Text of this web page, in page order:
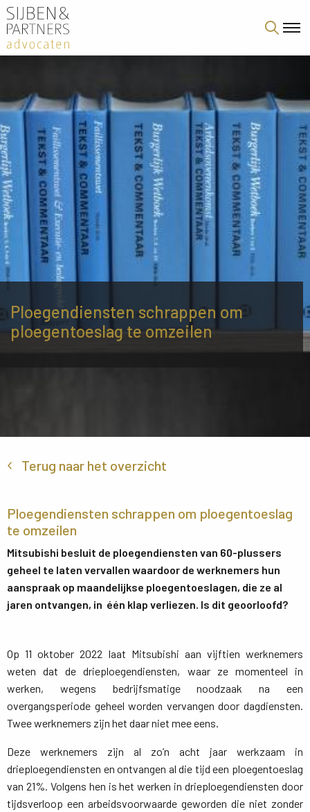
Ploegendiensten schrappen om
ploegentoeslag te omzeilen
Terug naar het overzicht
Ploegendiensten schrappen om ploegentoeslag
te omzeilen
Mitsubishi besluit de ploegendiensten van 60-plussers
geheel te laten vervallen waardoor de werknemers hun
aanspraak op maandelijkse ploegentoeslagen, die ze al
jaren ontvangen, in één klap verliezen. Is dit geoorloofd?
Op 11 oktober 2022 laat Mitsubishi aan vijftien werknemers
weten dat de drieploegendiensten, waar ze momenteel in
werken, wegens bedrijfsmatige noodzaak na een
overgangsperiode geheel worden vervangen door dagdiensten.
Twee werknemers zijn het daar niet mee eens.
Deze werknemers zijn al zo’n acht jaar werkzaam in
drieploegendiensten en ontvangen al die tijd een ploegentoeslag
van 21%. Volgens hen is het werken in drieploegendiensten door
tijdsverloop een arbeidsvoorwaarde geworden die niet zonder